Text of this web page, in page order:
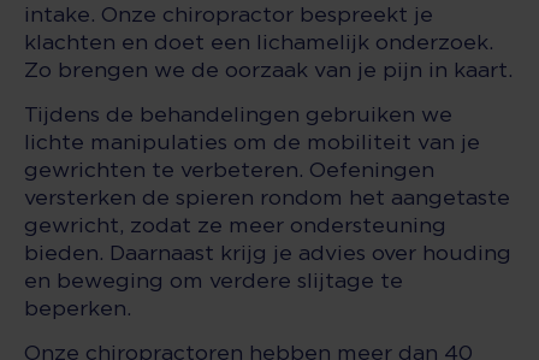
intake. Onze chiropractor bespreekt je
klachten en doet een lichamelijk onderzoek.
Zo brengen we de oorzaak van je pijn in kaart.
Tijdens de behandelingen gebruiken we
lichte manipulaties om de mobiliteit van je
gewrichten te verbeteren. Oefeningen
versterken de spieren rondom het aangetaste
gewricht, zodat ze meer ondersteuning
bieden. Daarnaast krijg je advies over houding
en beweging om verdere slijtage te
beperken.
Onze chiropractoren hebben meer dan 40